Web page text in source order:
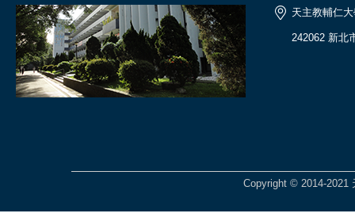
天主教輔仁
242062 新北
Copyright © 2014-2021